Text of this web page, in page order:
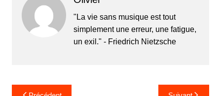
"La vie sans musique est tout
simplement une erreur, une fatigue,
un exil." - Friedrich Nietzsche
Navigation